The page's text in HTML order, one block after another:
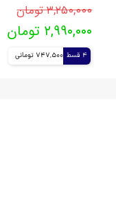
۳,۲۵۰,۰۰۰ تومان
۲,۹۹۰,۰۰۰ تومان
4 قسط 747,500 تومانی